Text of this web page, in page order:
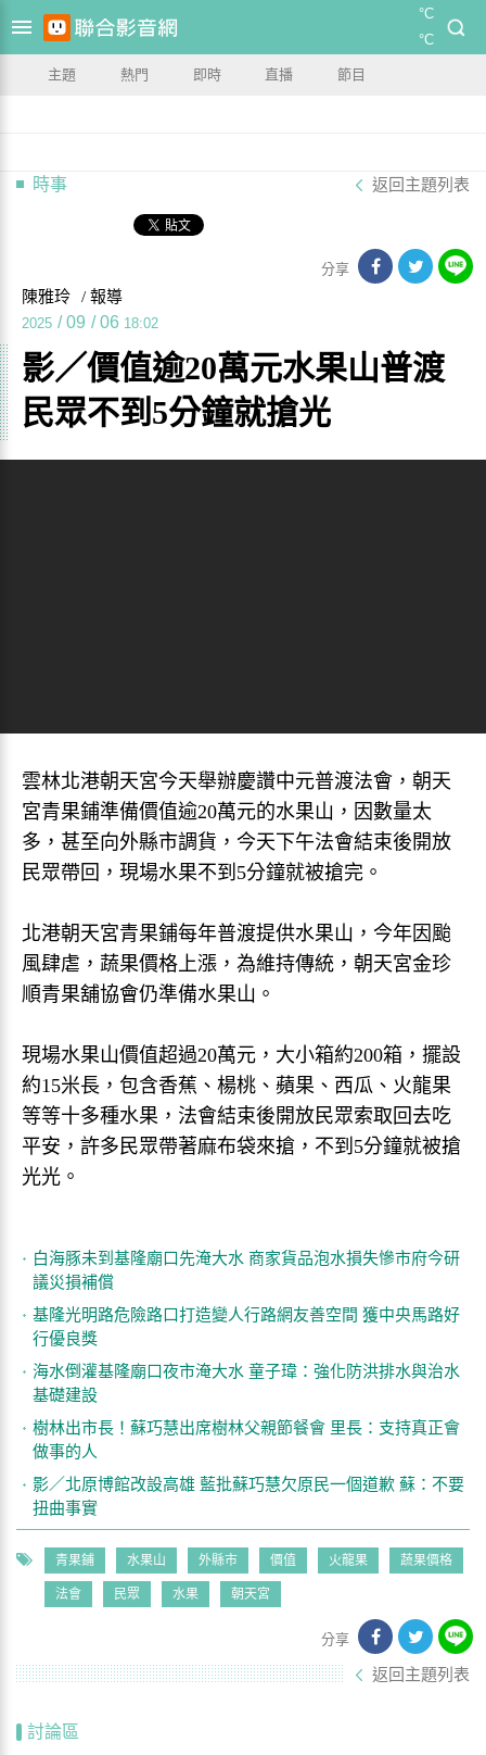
°C
°C
主題 熱門 即時 直播 節目
時事 返回主題列表
分享
陳雅玲 / 報導
2025 / 09 / 06 18:02
影／價值逾20萬元水果山普渡
民眾不到5分鐘就搶光
雲林北港朝天宮今天舉辦慶讚中元普渡法會，朝天
宮青果鋪準備價值逾20萬元的水果山，因數量太
多，甚至向外縣市調貨，今天下午法會結束後開放
民眾帶回，現場水果不到5分鐘就被搶完。
北港朝天宮青果鋪每年普渡提供水果山，今年因颱
風肆虐，蔬果價格上漲，為維持傳統，朝天宮金珍
順青果舖協會仍準備水果山。
現場水果山價值超過20萬元，大小箱約200箱，擺設
約15米長，包含香蕉、楊桃、蘋果、西瓜、火龍果
等等十多種水果，法會結束後開放民眾索取回去吃
平安，許多民眾帶著麻布袋來搶，不到5分鐘就被搶
光光。
白海豚未到基隆廟口先淹大水 商家貨品泡水損失慘市府今研
議災損補償
基隆光明路危險路口打造變人行路網友善空間 獲中央馬路好
行優良獎
海水倒灌基隆廟口夜市淹大水 童子瑋：強化防洪排水與治水
基礎建設
樹林出市長！蘇巧慧出席樹林父親節餐會 里長：支持真正會
做事的人
影／北原博館改設高雄 藍批蘇巧慧欠原民一個道歉 蘇：不要
扭曲事實
青果鋪 水果山 外縣市 價值 火龍果 蔬果價格
法會 民眾 水果 朝天宮
分享
返回主題列表
討論區